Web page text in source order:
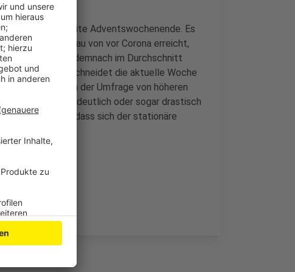
um das zweite Adventswochenende. Es
nicht das Niveau von vor Corona erreicht,
liegen demnach im Durchschnitt
zum Vorjahr schneidet die aktuelle Woche
Händler hat in der Umfrage von höheren
dritten sind sie deutlich oder sogar drastisch
Beleg dafür, dass sich der stationäre